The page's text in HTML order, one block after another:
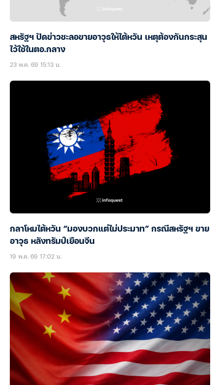
สหรัฐฯ ปัดข่าวชะลอขายอาวุธให้ไต้หวัน เหตุต้องกันกระสุน
ไว้ใช้ในตอ.กลาง
23 พ.ค. 69 15:13 น.
กลาโหมไต้หวัน “มองบวกแต่ไม่ประมาท” กรณีสหรัฐฯ ขาย
อาวุธ หลังทรัมป์เยือนจีน
19 พ.ค. 69 17:02 น.